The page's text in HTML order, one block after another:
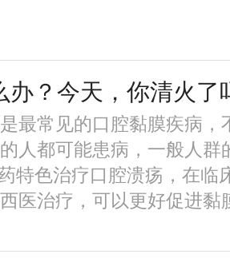
办？今天，你清火了
最常见的口腔黏膜疾病，
人都可能患病，一般人群
特色治疗口腔溃疡，在临
医治疗，可以更好促进黏